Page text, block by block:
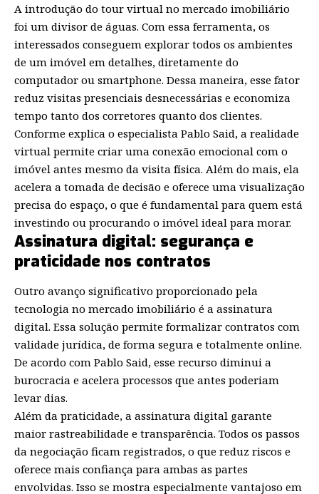
A introdução do tour virtual no mercado imobiliário
foi um divisor de águas. Com essa ferramenta, os
interessados conseguem explorar todos os ambientes
de um imóvel em detalhes, diretamente do
computador ou smartphone. Dessa maneira, esse fator
reduz visitas presenciais desnecessárias e economiza
tempo tanto dos corretores quanto dos clientes.
Conforme explica o especialista Pablo Said, a realidade
virtual permite criar uma conexão emocional com o
imóvel antes mesmo da visita física. Além do mais, ela
acelera a tomada de decisão e oferece uma visualização
precisa do espaço, o que é fundamental para quem está
investindo ou procurando o imóvel ideal para morar.
Assinatura digital: segurança e
praticidade nos contratos
Outro avanço significativo proporcionado pela
tecnologia no mercado imobiliário é a assinatura
digital. Essa solução permite formalizar contratos com
validade jurídica, de forma segura e totalmente online.
De acordo com Pablo Said, esse recurso diminui a
burocracia e acelera processos que antes poderiam
levar dias.
Além da praticidade, a assinatura digital garante
maior rastreabilidade e transparência. Todos os passos
da negociação ficam registrados, o que reduz riscos e
oferece mais confiança para ambas as partes
envolvidas. Isso se mostra especialmente vantajoso em